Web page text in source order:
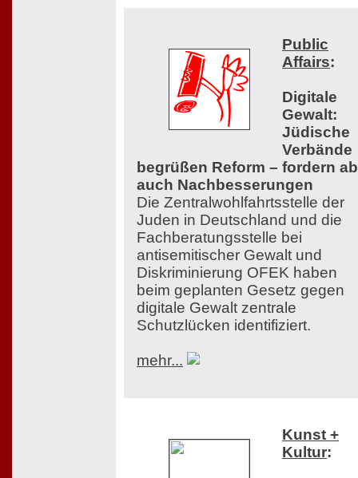
Public
Affairs:
Digitale
Gewalt:
Jüdische
Verbände
begrüßen Reform – fordern
auch Nachbesserungen
Die Zentralwohlfahrtsstelle der
Juden in Deutschland und die
Fachberatungsstelle bei
antisemitischer Gewalt und
Diskriminierung OFEK haben
beim geplanten Gesetz gegen
digitale Gewalt zentrale
Schutzlücken identifiziert.
mehr...
Kunst +
Kultur: